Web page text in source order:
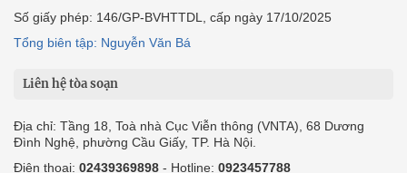
Số giấy phép: 146/GP-BVHTTDL, cấp ngày 17/10/2025
Tổng biên tập: Nguyễn Văn Bá
Liên hệ tòa soạn
Địa chỉ: Tầng 18, Toà nhà Cục Viễn thông (VNTA), 68 Dương
Đình Nghệ, phường Cầu Giấy, TP. Hà Nội.
Điện thoại: 02439369898 - Hotline: 0923457788